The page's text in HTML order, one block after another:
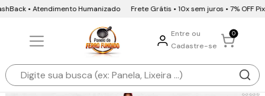
Humanizado Frete Grátis • 10x sem juros • 7% OFF Pix e
Entre ou
Cadastre-se
0